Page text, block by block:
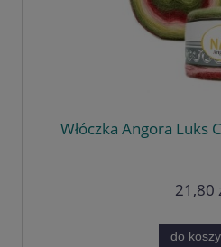
Włóczka Angora Luks
21,80
do